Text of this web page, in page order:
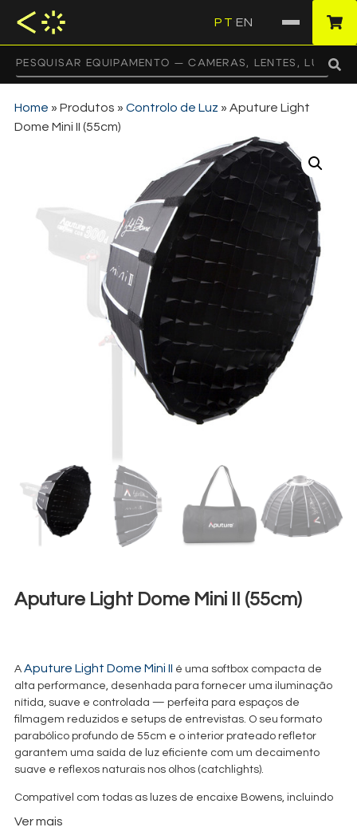
PT EN
Home » Produtos » Controlo de Luz » Aputure Light
Dome Mini II (55cm)
Aputure Light Dome Mini II (55cm)
A Aputure Light Dome Mini II é uma softbox compacta de
alta performance, desenhada para fornecer uma iluminação
nítida, suave e controlada — perfeita para espaços de
filmagem reduzidos e setups de entrevistas. O seu formato
parabólico profundo de 55cm e o interior prateado refletor
garantem uma saída de luz eficiente com um decaimento
suave e reflexos naturais nos olhos (catchlights).
Compatível com todas as luzes de encaixe Bowens, incluindo
as
Aputure LS 200x
Ver mais